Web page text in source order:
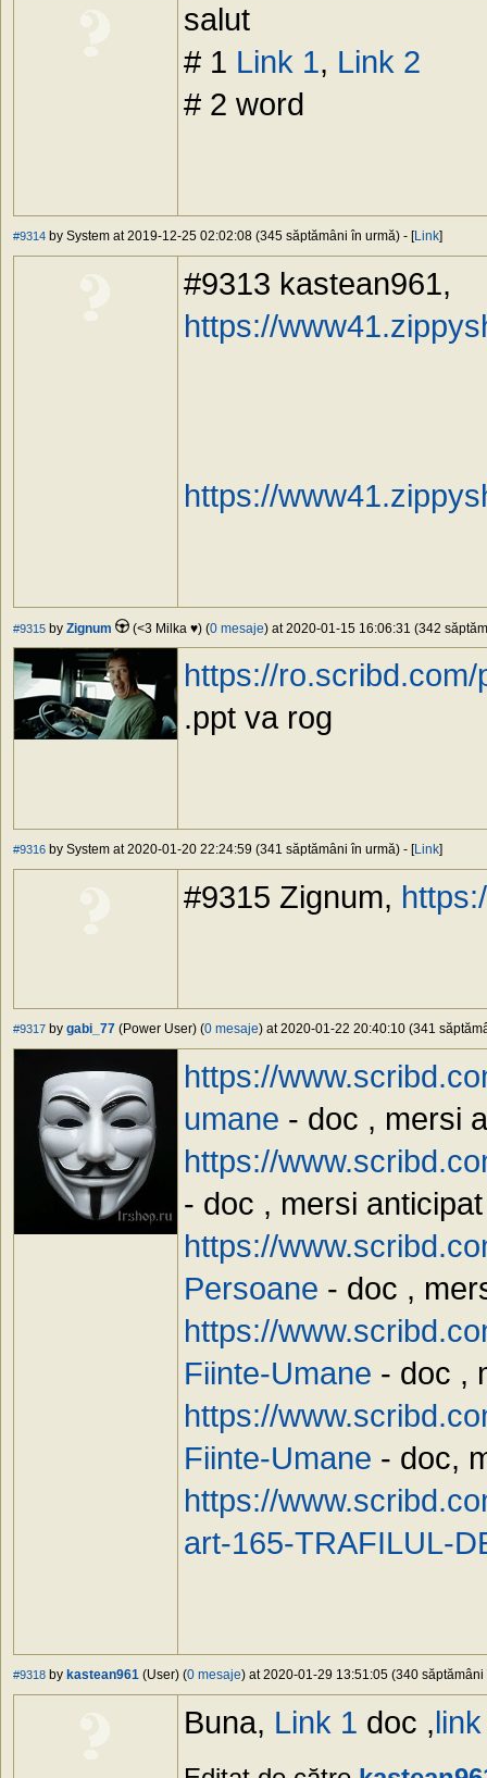
salut
# 1 Link 1, Link 2
# 2 word
#9314 by System at 2019-12-25 02:02:08 (345 săptămâni în urmă) - [Link]
#9313 kastean961,
https://
https://
#9315 by Zignum (<3 Milka ♥) (0 mesaje) at 2020-01-15 16:06:31 (342
https://
.ppt va rog
#9316 by System at 2020-01-20 22:24:59 (341 săptămâni în urmă) - [Link]
#9315 Zignum,
#9317 by gabi_77 (Power User) (0 mesaje) at 2020-01-22 20:40:10 (341
https://
umane - doc , mersi
https://
- doc , mersi anticipat
https://
Persoane - doc ,
https://
Fiinte-Umane - doc ,
https://
Fiinte-Umane - doc,
https://
art-165-TRAFILUL-
#9318 by kastean961 (User) (0 mesaje) at 2020-01-29 13:51:05 (340 săptămâni
Buna, Link 1 doc ,